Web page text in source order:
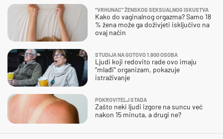
"VRHUNAC" ŽENSKOG SEKSUALNOG ISKUSTVA
Kako do vaginalnog orgazma? Samo 18
% žena može ga doživjeti isključivo na
ovaj način
STUDIJA NA GOTOVO 1.900 OSOBA
Ljudi koji redovito rade ovo imaju
“mlađi” organizam, pokazuje
istraživanje
POKROVITELJ STADA
Zašto neki ljudi izgore na suncu već
nakon 15 minuta, a drugi ne?